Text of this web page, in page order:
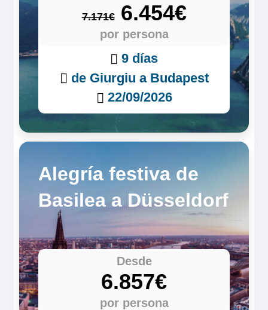
7.171€6.454€
por persona
9 días
de Giurgiu a Budapest
22/09/2026
Alegría festiva de
Basilea a Düsseldorf
Desde
6.857€
por persona